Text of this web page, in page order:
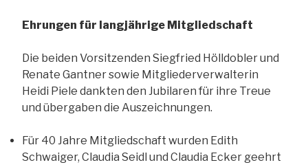
Ehrungen für langjährige Mitgliedschaft
Die beiden Vorsitzenden Siegfried Hölldobler und
Renate Gantner sowie Mitgliederverwalterin
Heidi Piele dankten den Jubilaren für ihre Treue
und übergaben die Auszeichnungen.
Für 40 Jahre Mitgliedschaft wurden Edith
Schwaiger, Claudia Seidl und Claudia Ecker geehrt